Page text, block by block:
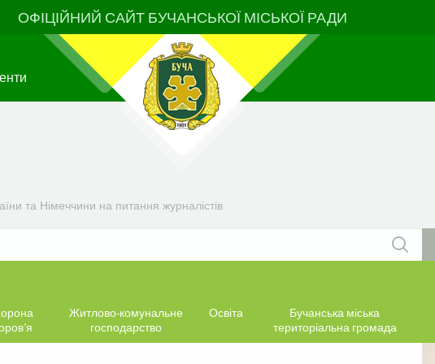
ОФІЦІЙНИЙ САЙТ БУЧАНСЬКОЇ МІСЬКОЇ РАДИ
та Німеччини на питання журналістів
Житлово-комунальне
господарство
Освіта
Бучанська міська
територіальна громада